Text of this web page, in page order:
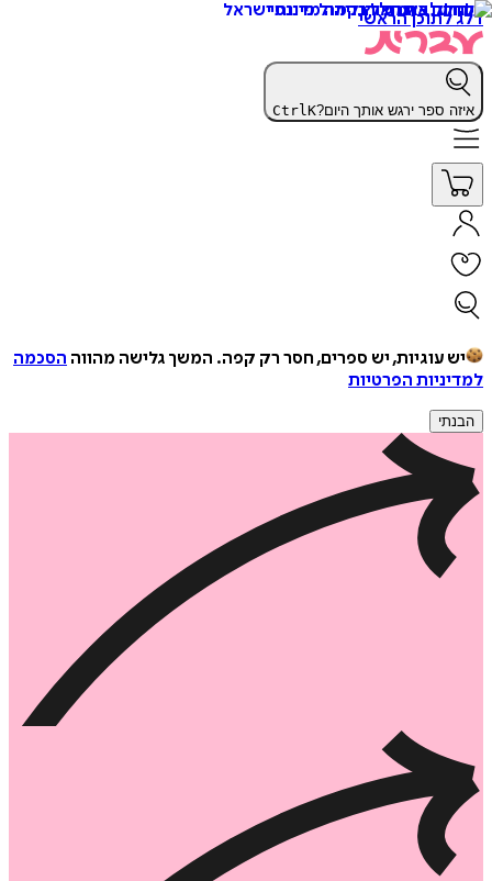
דלג לתוכן הראשי
איזה ספר ירגש אותך היום? CtrlK
יש עוגיות, יש ספרים, חסר רק קפה. המשך גלישה מהווה הסכמה
למדיניות הפרטיות
הבנתי